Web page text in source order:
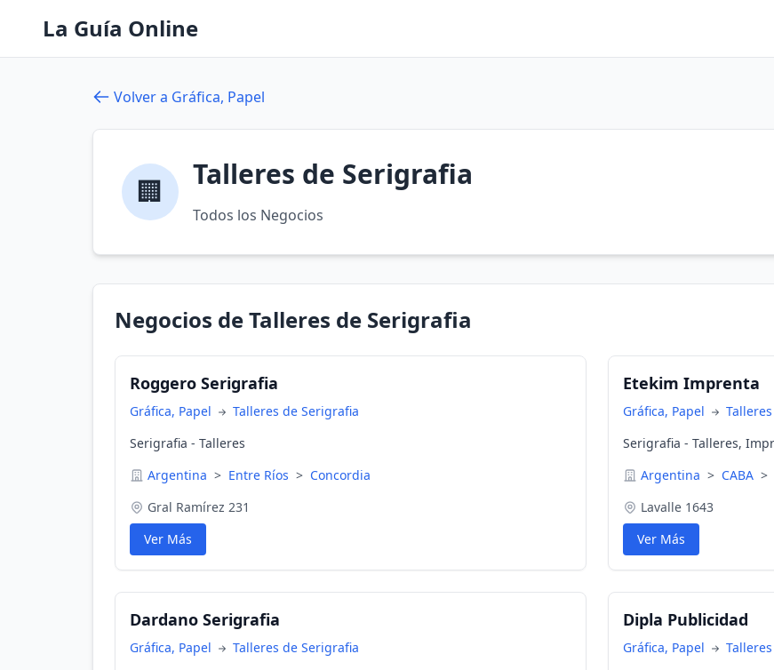
La Guía Online
Volver a Gráfica, Papel
🏢 Talleres de Serigrafia
Todos los Negocios
Negocios de Talleres de Serigrafia
Roggero Serigrafia
Gráfica, Papel
Talleres de Serigrafia
Serigrafia - Talleres
Argentina > Entre Ríos > Concordia
Gral Ramírez 231
Ver Más
Etekim Imprenta
Gráfica, Papel
Serigrafia - Talleres,
Argentina > CABA >
Lavalle 1643
Ver Más
Dardano Serigrafia
Gráfica, Papel
Talleres de Serigrafia
Dipla Publicidad
Gráfica, Papel